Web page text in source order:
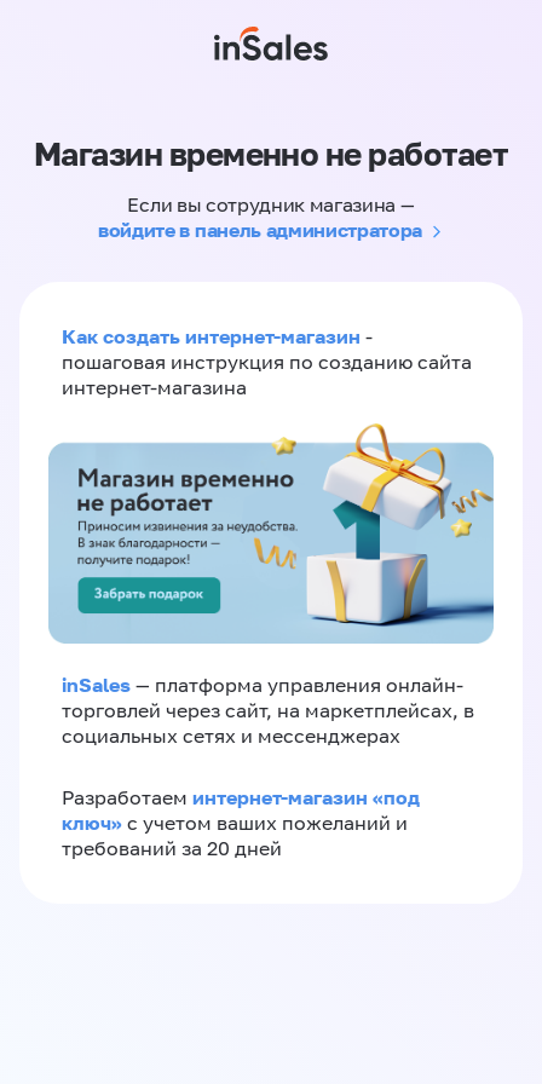
Магазин временно не работает
Если вы сотрудник магазина —
войдите в панель администратора
Как создать интернет-магазин -
пошаговая инструкция по созданию сайта
интернет-магазина
inSales — платформа управления онлайн-
торговлей через сайт, на маркетплейсах, в
социальных сетях и мессенджерах
Разработаем интернет-магазин «‎под
ключ»‎ с учетом ваших пожеланий и
требований за 20 дней